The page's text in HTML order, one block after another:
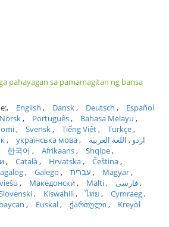
pahayagan sa pamamagitan ng bansa
English Dansk Deutsch
Español
Norsk Português
Bahasa Melayu
Svensk Tiếng Việt
Türkçe
українська мова اردو
اللغة العربية
한국어 Afrikaans
Shqipe
Català Hrvatska
Čeština
Galego עברית
Magyar
Македонски Malti
فارسی
Kiswahili ไทย
Cymraeg
Euskal ქართული
Kreyòl